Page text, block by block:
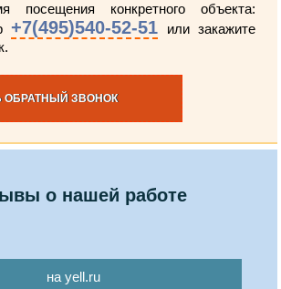
посещения конкретного объекта:
+7(495)540-52-51 или закажите
ОБРАТНЫЙ ЗВОНОК
о нашей работе
на yell.ru